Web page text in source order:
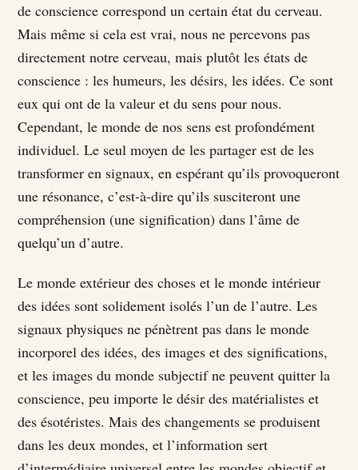
de conscience correspond un certain état du cerveau.
Mais même si cela est vrai, nous ne percevons pas
directement notre cerveau, mais plutôt les états de
conscience : les humeurs, les désirs, les idées. Ce sont
eux qui ont de la valeur et du sens pour nous.
Cependant, le monde de nos sens est profondément
individuel. Le seul moyen de les partager est de les
transformer en signaux, en espérant qu’ils provoqueront
une résonance, c’est-à-dire qu’ils susciteront une
compréhension (une signification) dans l’âme de
quelqu’un d’autre.
Le monde extérieur des choses et le monde intérieur
des idées sont solidement isolés l’un de l’autre. Les
signaux physiques ne pénètrent pas dans le monde
incorporel des idées, des images et des significations,
et les images du monde subjectif ne peuvent quitter la
conscience, peu importe le désir des matérialistes et
des ésotéristes. Mais des changements se produisent
dans les deux mondes, et l’information sert